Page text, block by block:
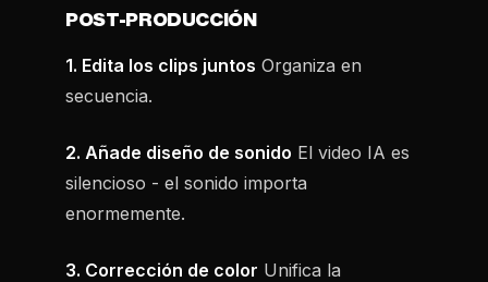
POST-PRODUCCIÓN
1. Edita los clips juntos Organiza en
secuencia.
2. Añade diseño de sonido El video IA es
silencioso - el sonido importa
enormemente.
3. Corrección de color Unifica la